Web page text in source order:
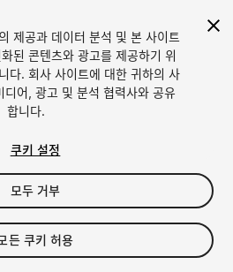
Unity에서 에셋 판매
Sell Assets
에셋 스토어 툴
퍼블리셔 로그인
자주 묻는 질문
제공과 데이터 분석 및 본 사이트
된 콘텐츠와 광고를 제공하기 위
다. 회사 사이트에 대한 귀하의 사
어, 광고 및 분석 협력사와 공유
합니다.
쿠키 설정
모두 거부
든 쿠키 허용